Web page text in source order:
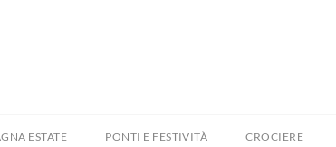
ESTATE PONTI E FESTIVITÀ CROCIERE